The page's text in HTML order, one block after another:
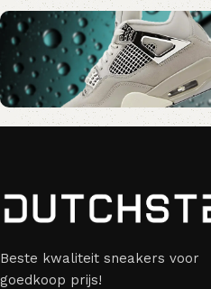
Beste kwaliteit sneakers voor
goedkoop prijs!